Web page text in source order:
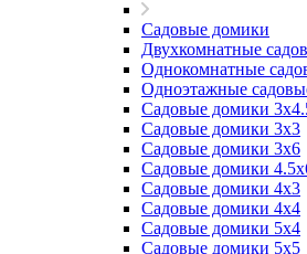
Садовые домики
Двухкомнатные
Однокомнатные
Одноэтажные
Садовые домики
Садовые домики 3х3
Садовые домики 3х6
Садовые домики
Садовые домики 4x3
Садовые домики 4x4
Садовые домики 5х4
Садовые домики 5х5